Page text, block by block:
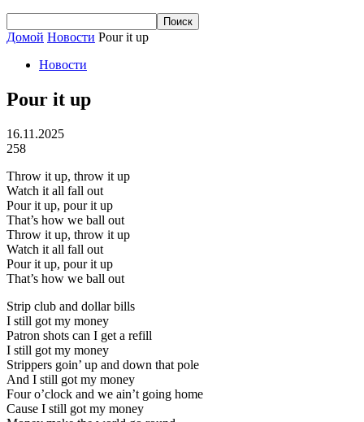
Домой Новости Pour it up
Новости
Pour it up
16.11.2025
258
Throw it up, throw it up
Watch it all fall out
Pour it up, pour it up
That’s how we ball out
Throw it up, throw it up
Watch it all fall out
Pour it up, pour it up
That’s how we ball out
Strip club and dollar bills
I still got my money
Patron shots can I get a refill
I still got my money
Strippers goin’ up and down that pole
And I still got my money
Four o’clock and we ain’t going home
Cause I still got my money